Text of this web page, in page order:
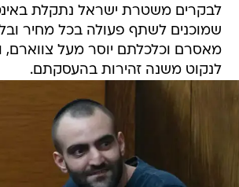
לבקרים משטרת ישראל נתקלת
שמוכנים לשתף פעולה בכל מחיר
מאסרם וכלכלתם יוסר מעל צווארם,
לנקוט משנה זהירות בהעסקתם.